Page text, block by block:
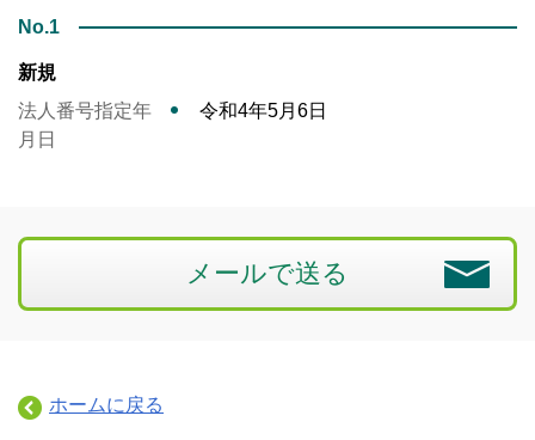
No.1
新規
法人番号指定年
月日
令和4年5月6日
メールで送る
ホームに戻る